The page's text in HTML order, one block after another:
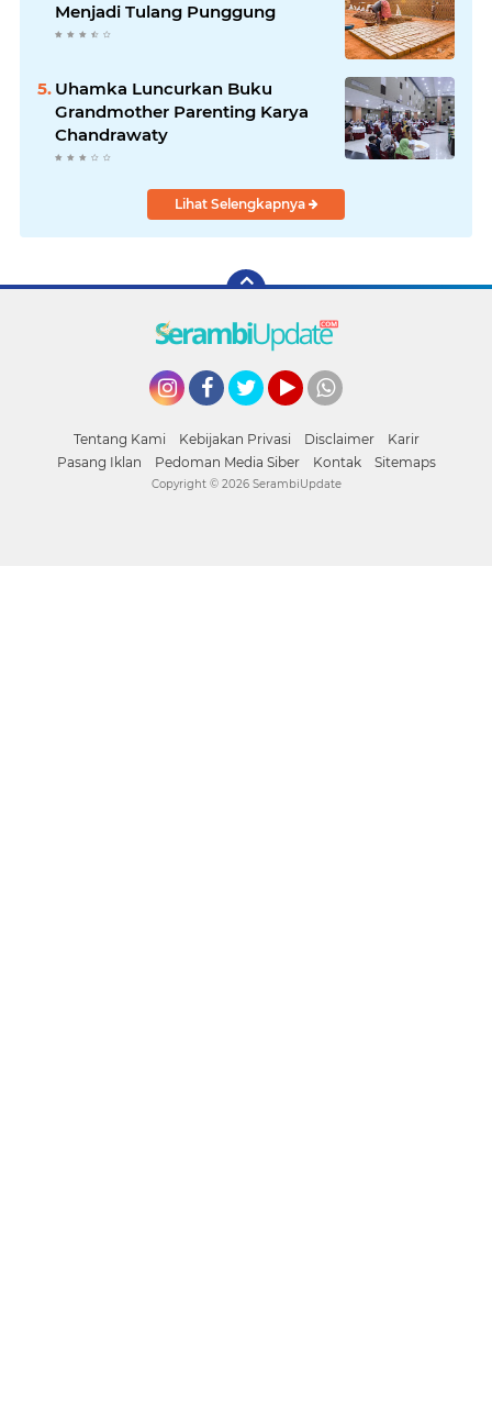
Menjadi Tulang Punggung
Uhamka Luncurkan Buku
Grandmother Parenting Karya
Chandrawaty
Lihat Selengkapnya
Tentang Kami Kebijakan Privasi Disclaimer
Karir
Pasang Iklan
Pedoman Media Siber Kontak Sitemaps
Copyright © 2026 SerambiUpdate